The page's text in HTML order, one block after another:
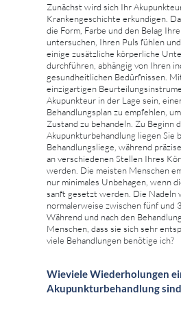
Zunächst wird sich Ihr
Krankengeschichte erkundigen.
die Form, Farbe und den Belag
untersuchen, Ihren Puls fühlen
einige zusätzliche körperliche
durchführen, abhängig von Ihren
gesundheitlichen Bedürfnissen.
einzigartigen
Akupunkteur in der Lage sein,
Behandlungsplan zu empfehlen,
Zustand zu behandeln. Zu Beginn
Akupunkturbehandlung liegen Sie
Behandlungsliege, während
an verschiedenen Stellen Ihres
werden. Die meisten Menschen
nur minimales Unbehagen, wenn
sanft gesetzt werden. Die Nadeln
normalerweise zwischen fünf und
Während und nach den
Menschen, dass sie sich sehr
viele Behandlungen benötige ich?
Wieviele Wiederholungen
Akupunkturbehandlung